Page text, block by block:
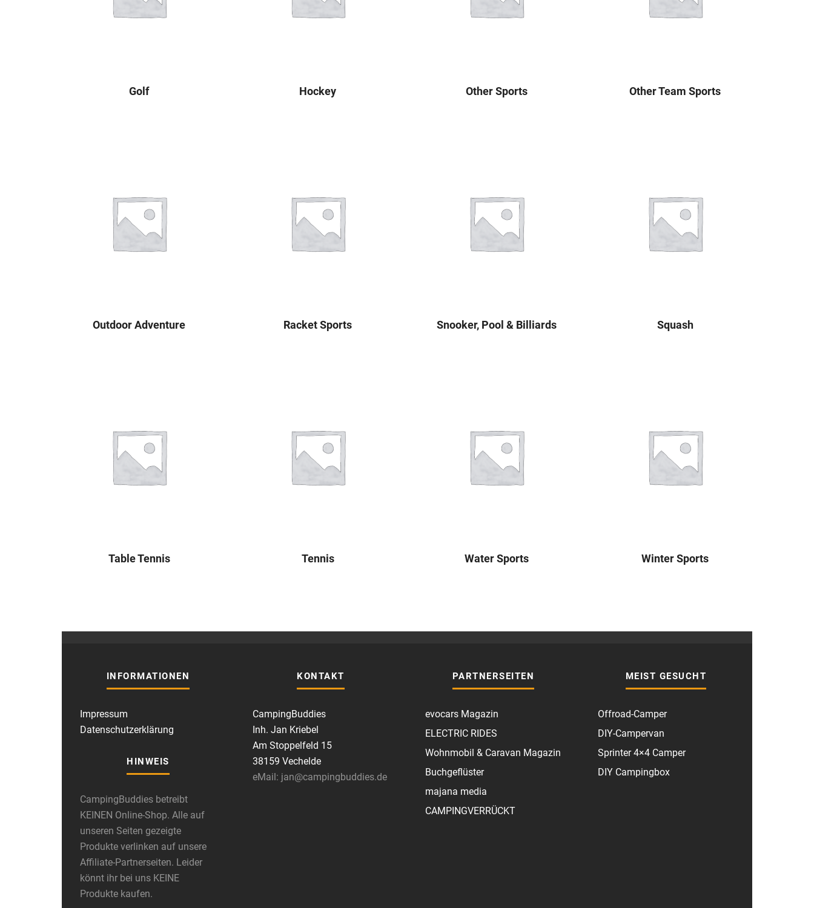
Golf Hockey Other Sports Other Team Sports
Outdoor Adventure Racket Sports Snooker, Pool & Billiards Squash
Table Tennis Tennis Water Sports Winter Sports
INFORMATIONEN
Impressum
Datenschutzerklärung
HINWEIS
CampingBuddies betreibt
KEINEN Online-Shop. Alle auf
unseren Seiten gezeigte
Produkte verlinken auf unsere
Affiliate-Partnerseiten. Leider
könnt ihr bei uns KEINE
Produkte kaufen.
KONTAKT
CampingBuddies
Inh. Jan Kriebel
Am Stoppelfeld 15
38159 Vechelde
eMail: jan@campingbuddies.de
PARTNERSEITEN
evocars Magazin
ELECTRIC RIDES
Wohnmobil & Caravan Magazin
Buchgeflüster
majana media
CAMPINGVERRÜCKT
MEIST GESUCHT
Offroad-Camper
DIY-Campervan
Sprinter 4×4 Camper
DIY Campingbox